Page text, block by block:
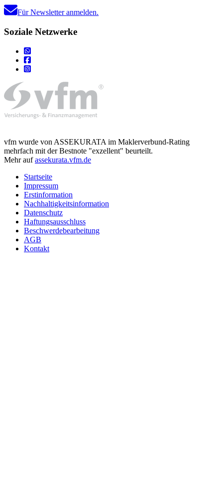
Für Newsletter anmelden.
Soziale Netzwerke
vfm wurde von ASSEKURATA im Maklerverbund-Rating
mehrfach mit der Bestnote "exzellent" beurteilt.
Mehr aufassekurata.vfm.de
Startseite
Impressum
Erstinformation
Nachhaltigkeitsinformation
Datenschutz
Haftungsausschluss
Beschwerdebearbeitung
AGB
Kontakt